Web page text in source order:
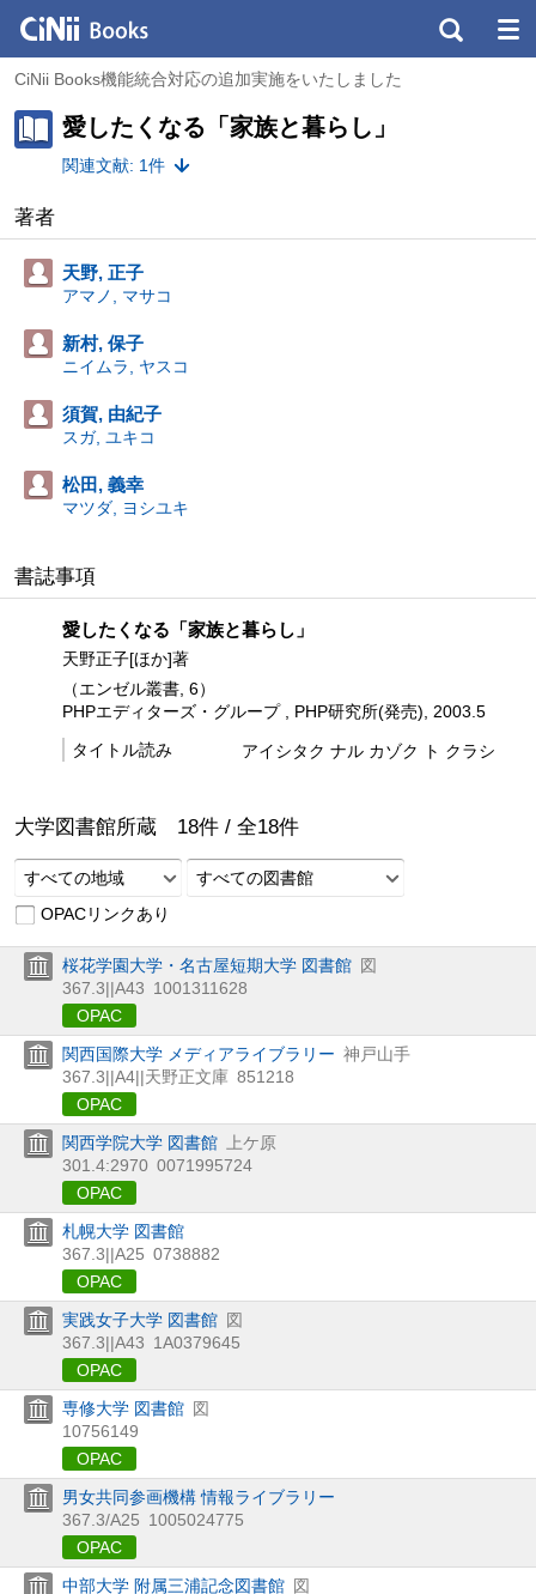
CiNii Books機能統合対応の追加実施をいたしました
愛したくなる「家族と暮らし」
関連文献: 1件
著者
天野, 正子
アマノ, マサコ
新村, 保子
ニイムラ, ヤスコ
須賀, 由紀子
スガ, ユキコ
松田, 義幸
マツダ, ヨシユキ
書誌事項
愛したくなる「家族と暮らし」
天野正子[ほか]著
（エンゼル叢書, 6）
PHPエディターズ・グループ , PHP研究所(発売), 2003.5
タイトル読み
アイシタク ナル カゾク ト クラシ
大学図書館所蔵 18件 / 全18件
すべての地域
すべての図書館
OPACリンクあり
桜花学園大学・名古屋短期大学 図書館 図
367.3||A43 1001311628
OPAC
関西国際大学 メディアライブラリー 神戸山手
367.3||A4||天野正文庫 851218
OPAC
関西学院大学 図書館
上ケ原
301.4:2970 0071995724
OPAC
札幌大学 図書館
367.3||A25 0738882
OPAC
実践女子大学 図書館 図
367.3||A43 1A0379645
OPAC
専修大学 図書館 図
10756149
OPAC
男女共同参画機構 情報ライブラリー
367.3/A25 1005024775
OPAC
中部大学 附属三浦記念図書館 図